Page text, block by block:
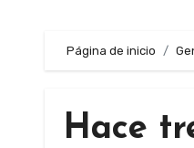
Página de inicio
Hace